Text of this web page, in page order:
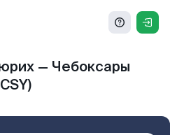
— Чебоксары